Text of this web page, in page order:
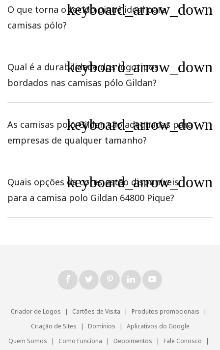
O que torna o tecido piqué ideal para
camisas pólo?
keyboard_arrow_down
Qual é a durabilidade dos logotipos
bordados nas camisas pólo Gildan?
keyboard_arrow_down
As camisas polo Gildan são adequadas para
empresas de qualquer tamanho?
keyboard_arrow_down
Quais opções de cores estão disponíveis
para a camisa polo Gildan 64800 Pique?
keyboard_arrow_down
Criador de Logos | Cartões de Visita | Produtos promocionais
|
Criação de Sites
| Domínios |
Aplicativos do Google
Quem Somos
| Como Funciona | Depoimentos | Fale Conosco |